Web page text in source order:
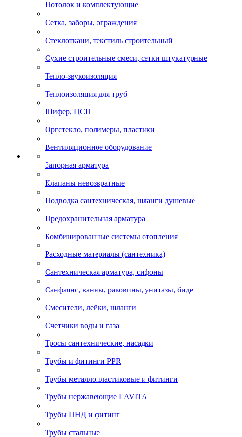
Потолок и комплектующие
Сетка, заборы, ограждения
Стеклоткани, текстиль строительный
Сухие строительные смеси, сетки штукатурные
Тепло-звукоизоляция
Теплоизоляция для труб
Шифер, ЦСП
Оргстекло, полимеры, пластики
Вентиляционное оборудование
Запорная арматура
Клапаны невозвратные
Подводка сантехническая, шланги душевые
Предохранительная арматура
Комбинированные системы отопления
Расходные материалы (сантехника)
Сантехническая арматура, сифоны
Санфаянс, ванны, раковины, унитазы, биде
Смесители, лейки, шланги
Счетчики воды и газа
Тросы сантехнические, насадки
Трубы и фитинги PPR
Трубы металлопластиковые и фитинги
Трубы нержавеющие LAVITA
Трубы ПНД и фитинг
Трубы стальные